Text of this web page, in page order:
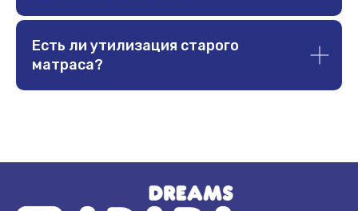
Есть ли утилизация старого
матраса?